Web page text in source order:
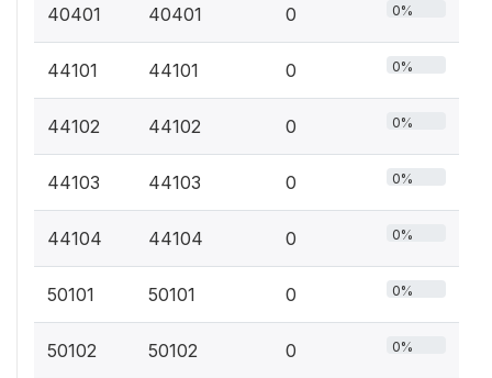
40401 40401 0 0%
44101 44101 0 0%
44102 44102 0 0%
44103 44103 0 0%
44104 44104 0 0%
50101 50101 0 0%
50102 50102 0 0%